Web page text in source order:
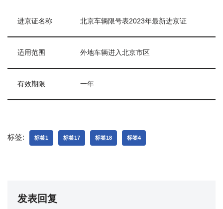
进京证名称 北京车辆限号表2023年最新进京证
适用范围 外地车辆进入北京市区
有效期限 一年
标签: 标签1 标签17 标签18 标签4
发表回复